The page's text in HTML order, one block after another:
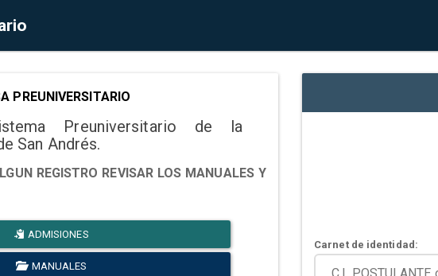
PREUNIVERSITARIO
Preuniversitario de la
San Andrés.
REGISTRO REVISAR LOS MANUALES Y
ADMISIONES
MANUALES
Carnet de identidad: